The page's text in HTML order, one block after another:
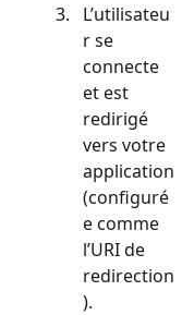
L’utilisateu
r se
connecte
et est
redirigé
vers votre
application
(configuré
e comme
l’URI de
redirection
).